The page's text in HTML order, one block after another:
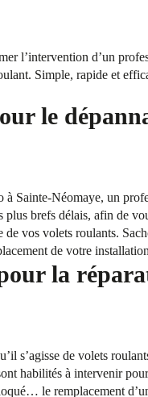
l’intervention d’un
Simple, rapide et
le
à Sainte-Néomaye, un
brefs délais, afin de
vos volets roulants.
de votre
la
s’agisse de volets
habilités à intervenir
le remplacement